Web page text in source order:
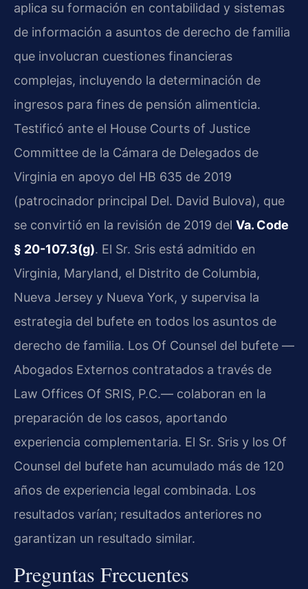
aplica su formación en contabilidad y sistemas
de información a asuntos de derecho de familia
que involucran cuestiones financieras
complejas, incluyendo la determinación de
ingresos para fines de pensión alimenticia.
Testificó ante el House Courts of Justice
Committee de la Cámara de Delegados de
Virginia en apoyo del HB 635 de 2019
(patrocinador principal Del. David Bulova), que
se convirtió en la revisión de 2019 del Va. Code
§ 20-107.3(g). El Sr. Sris está admitido en
Virginia, Maryland, el Distrito de Columbia,
Nueva Jersey y Nueva York, y supervisa la
estrategia del bufete en todos los asuntos de
derecho de familia. Los Of Counsel del bufete —
Abogados Externos contratados a través de
Law Offices Of SRIS, P.C.— colaboran en la
preparación de los casos, aportando
experiencia complementaria. El Sr. Sris y los Of
Counsel del bufete han acumulado más de 120
años de experiencia legal combinada. Los
resultados varían; resultados anteriores no
garantizan un resultado similar.
Preguntas Frecuentes